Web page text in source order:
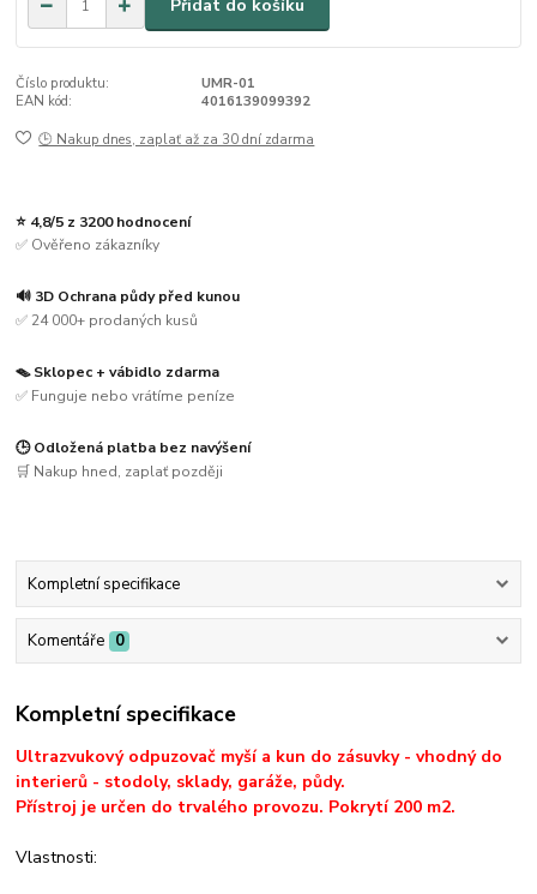
Přidat do košíku
Číslo produktu:
UMR-01
EAN kód:
4016139099392
🕒 Nakup dnes, zaplať až za 30 dní zdarma
⭐ 4,8/5 z 3200 hodnocení
✅ Ověřeno zákazníky
🔊 3D Ochrana půdy před kunou
✅ 24 000+ prodaných kusů
🪤 Sklopec + vábidlo zdarma
✅ Funguje nebo vrátíme peníze
🕒 Odložená platba bez navýšení
🛒 Nakup hned, zaplať později
Kompletní specifikace
Komentáře 0
Kompletní specifikace
Ultrazvukový odpuzovač myší a kun do zásuvky - vhodný do
interierů - stodoly, sklady, garáže, půdy.
Přístroj je určen do trvalého provozu. Pokrytí 200 m2.
Vlastnosti: